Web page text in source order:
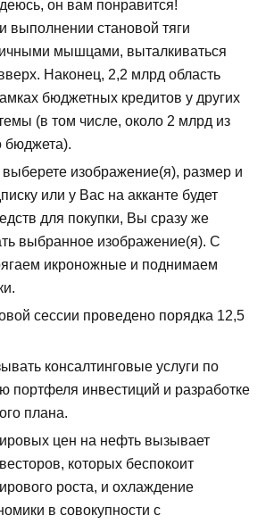
он вам понравится!
выполнении становой тяги
мышцами, выталкиваться
Наконец, 2,2 млрд область
бюджетных кредитов у других
(в том числе, около 2 млрд из
бюджета).
выберете изображение(я), размер и
или у Вас на акканте будет
для покупки, Вы сразу же
выбранное изображение(я). С
икроножные и поднимаем
сессии проведено порядка 12,5
консалтинговые услуги по
портфеля инвестиций и разработке
плана.
цен на нефть вызывает
которых беспокоит
роста, и охлаждение
в совокупности с